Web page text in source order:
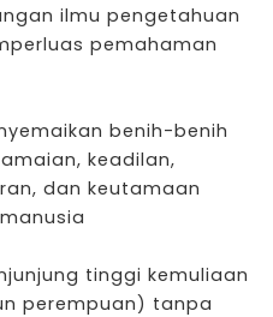
ilmu pengetahuan
pemahaman
benih-benih
keadilan,
dan keutamaan
tinggi kemuliaan
perempuan) tanpa